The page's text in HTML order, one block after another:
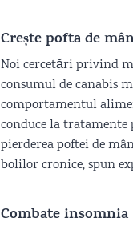
Crește pofta de
Noi cercetări privind
consumul de canabis
comportamentul
conduce la tratamente
pierderea poftei de
bolilor cronice, spun
Combate insomnia